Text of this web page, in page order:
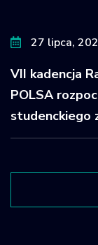
27 lipca,
VII kadencja
POLSA
studenckiego